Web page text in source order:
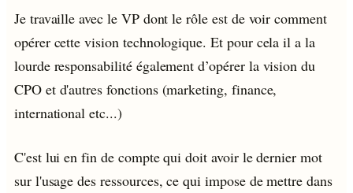
Je travaille avec le VP dont le rôle est de voir comment
opérer cette vision technologique. Et pour cela il a la
lourde responsabilité également d’opérer la vision du
CPO et d'autres fonctions (marketing, finance,
international etc...)
C'est lui en fin de compte qui doit avoir le dernier mot
sur l'usage des ressources, ce qui impose de mettre dans